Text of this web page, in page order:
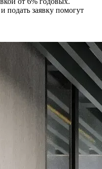
подать заявку помогут